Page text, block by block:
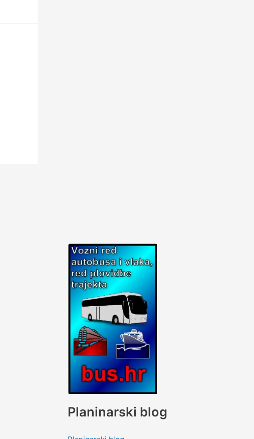
Planinarski blog